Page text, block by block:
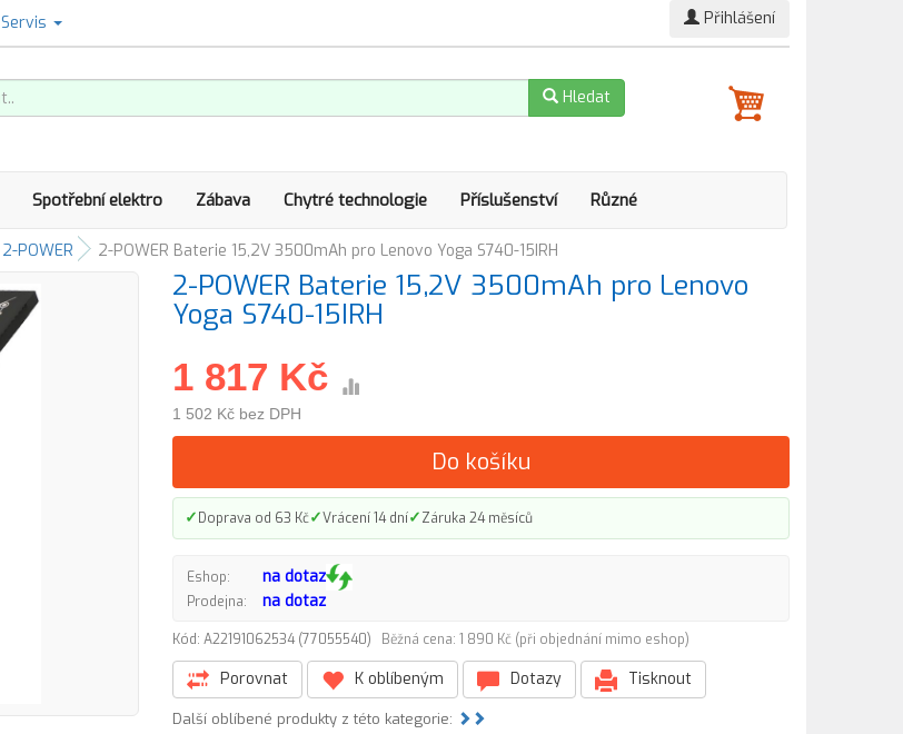
Servis Přihlášení
Hledat
Spotřební elektro Zábava Chytré technologie Příslušenství Různé
2-POWER 2-POWER Baterie 15,2V 3500mAh pro Lenovo Yoga S740-15IRH
2-POWER Baterie 15,2V 3500mAh pro Lenovo
Yoga S740-15IRH
1 817 Kč
1 502 Kč bez DPH
Do košíku
✓Doprava od 63 Kč✓Vrácení 14 dní✓Záruka 24 měsíců
Eshop: na dotaz
Prodejna: na dotaz
Kód: A22191062534 (77055540) Běžná cena: 1 890 Kč (při objednání mimo eshop)
Porovnat K oblíbeným Dotazy Tisknout
Další oblíbené produkty z této kategorie: